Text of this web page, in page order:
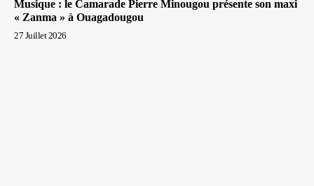
Musique : le Camarade Pierre Minougou présente son maxi
« Zanma » à Ouagadougou
27 Juillet 2026